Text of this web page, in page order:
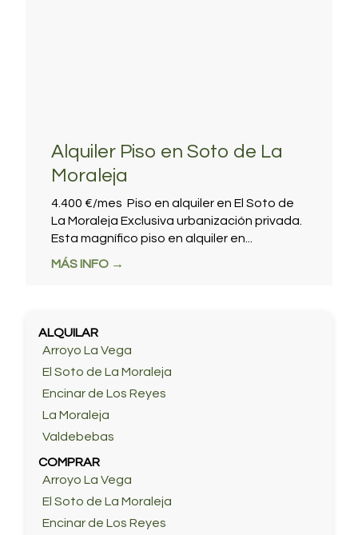
Alquiler Piso en Soto de La
Moraleja
4.400 €/mes Piso en alquiler en El Soto de
La Moraleja Exclusiva urbanización privada.
Esta magnífico piso en alquiler en...
MÁS INFO →
ALQUILAR
Arroyo La Vega
El Soto de La Moraleja
Encinar de Los Reyes
La Moraleja
Valdebebas
COMPRAR
Arroyo La Vega
El Soto de La Moraleja
Encinar de Los Reyes